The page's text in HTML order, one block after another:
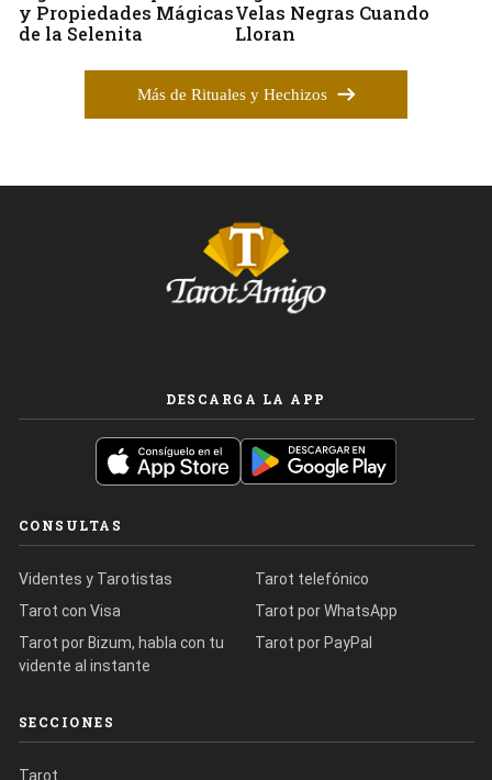
y Propiedades Mágicas
de la Selenita
Velas Negras Cuando
Lloran
Más de Rituales y Hechizos
DESCARGA LA APP
CONSULTAS
Videntes y Tarotistas
Tarot con Visa
Tarot por Bizum, habla con tu
vidente al instante
Tarot telefónico
Tarot por WhatsApp
Tarot por PayPal
SECCIONES
Tarot